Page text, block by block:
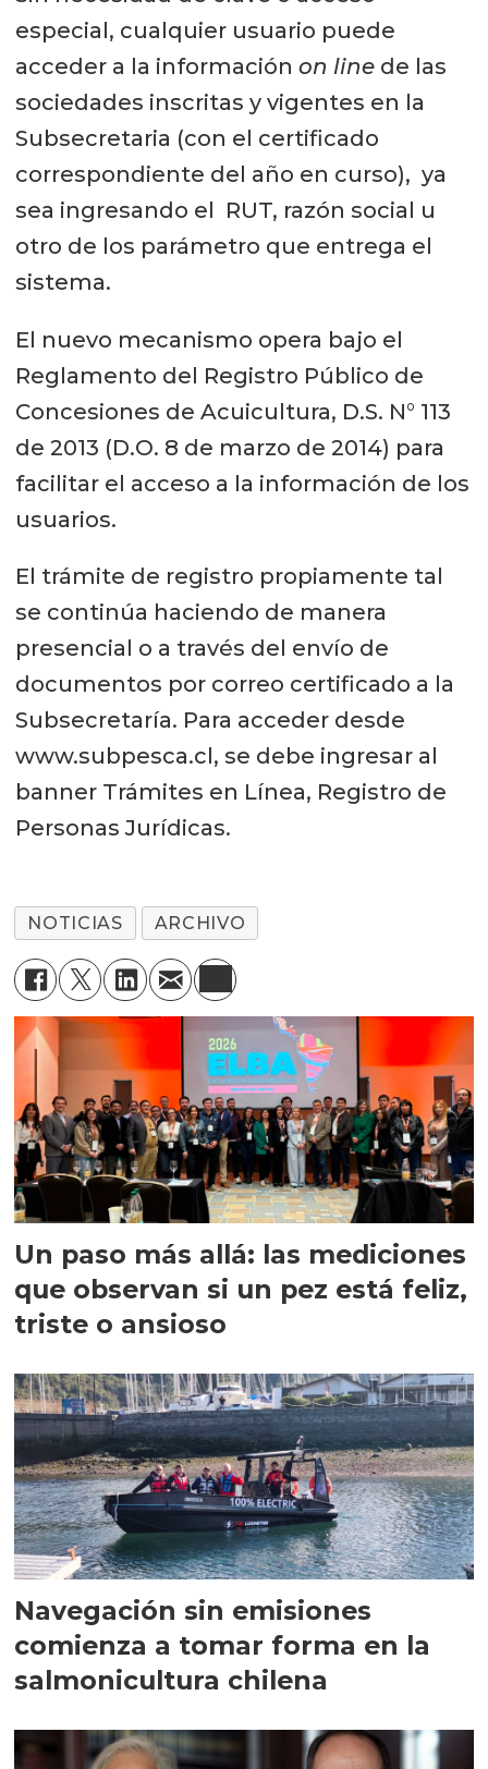
especial, cualquier usuario puede
acceder a la información on linede las
sociedades inscritas y vigentes en la
Subsecretaria (con el certificado
correspondiente del año en curso), ya
sea ingresando el RUT, razón social u
otro de los parámetro que entrega el
sistema.
El nuevo mecanismo opera bajo el
Reglamento del Registro Público de
Concesiones de Acuicultura, D.S. N° 113
de 2013 (D.O. 8 de marzo de 2014) para
facilitar el acceso a la información de los
usuarios.
El trámite de registro propiamente tal
se continúa haciendo de manera
presencial o a través del envío de
documentos por correo certificado a la
Subsecretaría. Para acceder desde
www.subpesca.cl, se debe ingresar al
banner Trámites en Línea, Registro de
Personas Jurídicas.
NOTICIAS ARCHIVO
Un paso más allá: las mediciones
que observan si un pez está feliz,
triste o ansioso
Navegación sin emisiones
comienza a tomar forma en la
salmonicultura chilena